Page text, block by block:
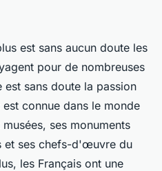
est sans aucun doute les
pour de nombreuses
sans doute la passion
connue dans le monde
ses monuments
et ses chefs-d'œuvre du
les Français ont une